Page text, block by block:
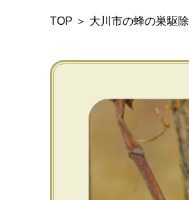
TOP ＞ 大川市の蜂の巣駆除